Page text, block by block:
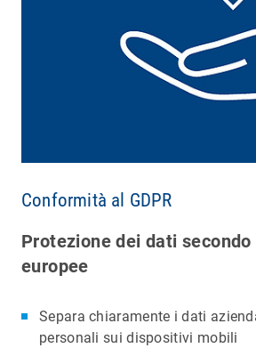
Conformità al GDPR
Protezione dei dati
europee
Separa chiaramente i dati
personali sui dispositivi mobili